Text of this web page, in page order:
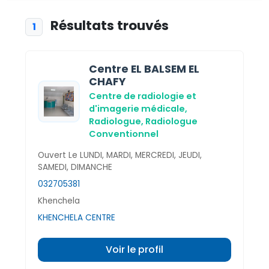
1 Résultats trouvés
Centre EL BALSEM EL
CHAFY
Centre de radiologie et
d'imagerie médicale,
Radiologue, Radiologue
Conventionnel
Ouvert Le LUNDI, MARDI, MERCREDI, JEUDI,
SAMEDI, DIMANCHE
032705381
Khenchela
KHENCHELA CENTRE
Voir le profil